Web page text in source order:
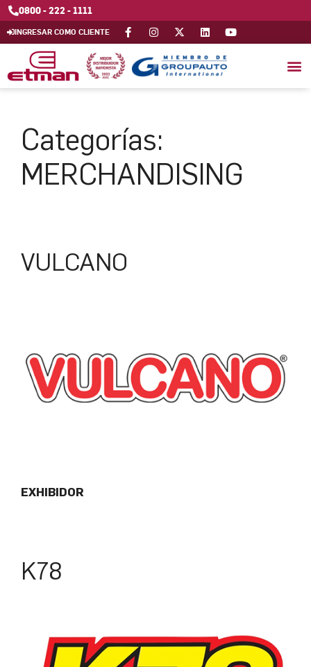
0800 - 222 - 1111
INGRESAR COMO CLIENTE
Categorías:
MERCHANDISING
VULCANO
EXHIBIDOR
K78